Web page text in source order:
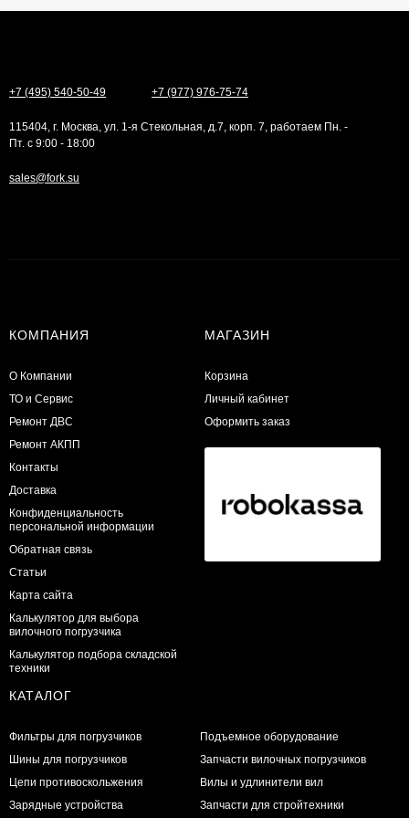
+7 (495) 540-50-49 +7 (977) 976-75-74
115404, г. Москва, ул. 1-я Стекольная, д.7, корп. 7, работаем Пн. -
Пт. с 9:00 - 18:00
sales@fork.su
КОМПАНИЯ
О Компании
ТО и Сервис
​Ремонт ДВС
Ремонт АКПП
Контакты
Доставка
Конфиденциальность
персональной информации
Обратная связь
Статьи
Карта сайта
Калькулятор для выбора
вилочного погрузчика
Калькулятор подбора складской
техники
МАГАЗИН
Корзина
Личный кабинет
Оформить заказ
КАТАЛОГ
Фильтры для погрузчиков
Шины для погрузчиков
Цепи противоскольжения
Зарядные устройства
Подъемное оборудование
Запчасти вилочных погрузчиков
Вилы и удлинители вил
Запчасти для стройтехники